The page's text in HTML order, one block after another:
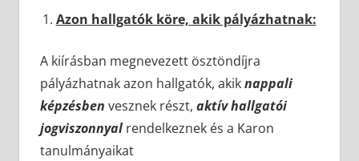
Azon hallgatók köre, akik pályázhatnak:
A kiírásban megnevezett ösztöndíjra
pályázhatnak azon hallgatók, akiknappali
képzésben vesznek részt, aktív hallgatói
jogviszonnyalrendelkeznek és a Karon
tanulmányaikat